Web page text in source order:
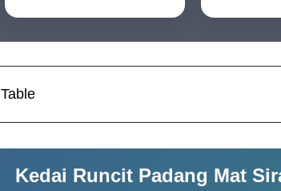
Table
Kedai Runcit Padang Mat